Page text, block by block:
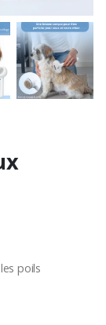
poils